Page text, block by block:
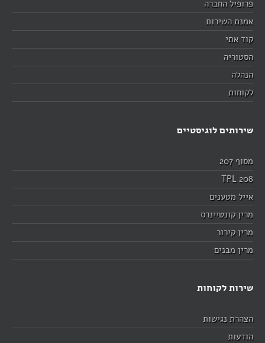
פרופיל החברה
אמנת השירות
קוד אתי
הסטוריה
הנהלה
לקוחות
שירותים לוגיסטיים
מסוף 207
TPL 208
אייל מטענים
מרין קונטיינרס
מרין קירור
מרין מבנים
שירות לקוחות
הצהרת נגישות
הודעות